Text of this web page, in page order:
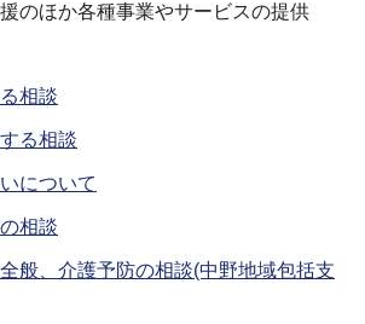
のほか各種事業やサービスの提供
相談
る相談
について
相談
般、介護予防の相談(中野地域包括支